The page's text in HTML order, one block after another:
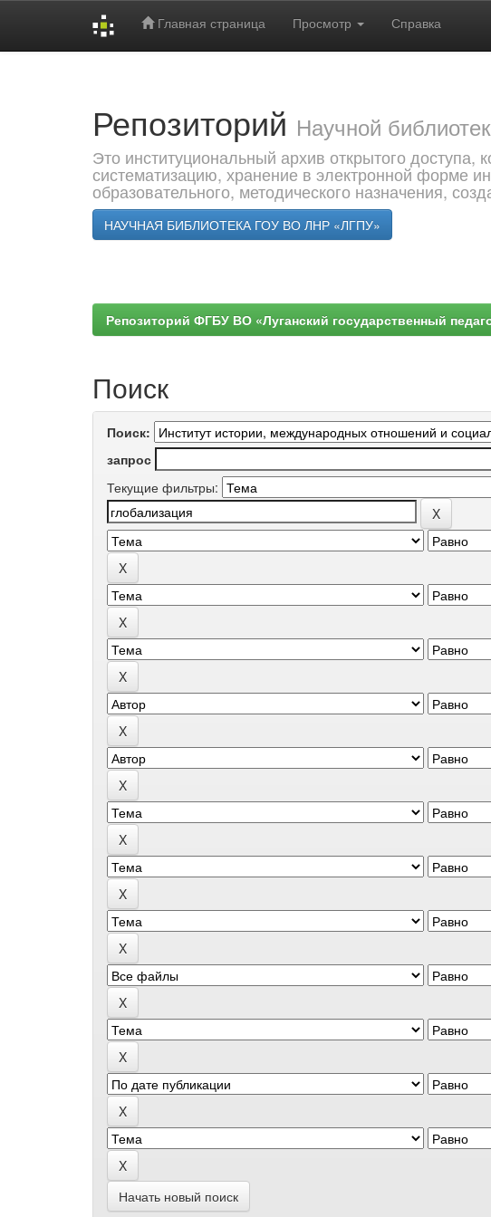
Главная страница Просмотр Справка
Репозиторий Научной
Это институциональный архив открытого доступа,
систематизацию, хранение в электронной форме
образовательного, методического назначения,
НАУЧНАЯ БИБЛИОТЕКА ГОУ ВО ЛНР «ЛГПУ»
Репозиторий ФГБУ ВО «Луганский государственный
Поиск
Поиск:
запрос
Текущие фильтры:
Начать новый поиск